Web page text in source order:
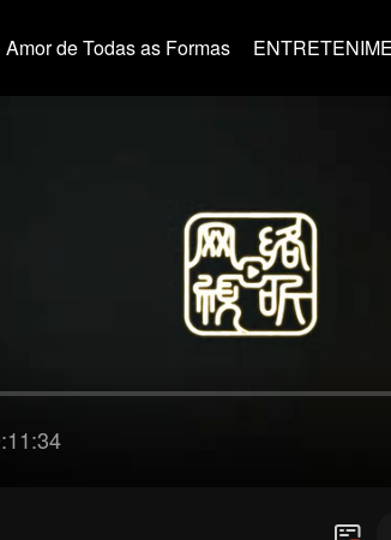
Amor de Todas as Formas